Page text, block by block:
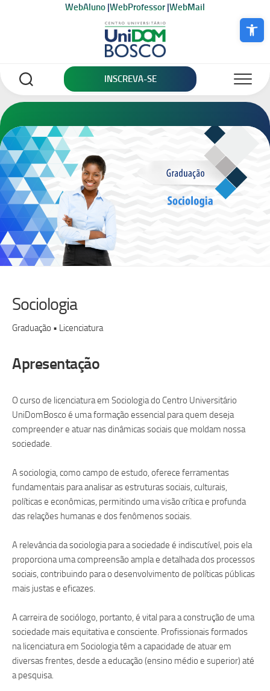
Abrir a
WebAluno |WebProfessor |WebMail
INSCREVA-SE
Sociologia
Graduação • Licenciatura
Apresentação
O curso de licenciatura em Sociologia do Centro Universitário
UniDomBosco é uma formação essencial para quem deseja
compreender e atuar nas dinâmicas sociais que moldam nossa
sociedade.
A sociologia, como campo de estudo, oferece ferramentas
fundamentais para analisar as estruturas sociais, culturais,
políticas e econômicas, permitindo uma visão crítica e profunda
das relações humanas e dos fenômenos sociais.
A relevância da sociologia para a sociedade é indiscutível, pois ela
proporciona uma compreensão ampla e detalhada dos processos
sociais, contribuindo para o desenvolvimento de políticas públicas
mais justas e eficazes.
A carreira de sociólogo, portanto, é vital para a construção de uma
sociedade mais equitativa e consciente. Profissionais formados
na licenciatura em Sociologia têm a capacidade de atuar em
diversas frentes, desde a educação (ensino médio e superior) até
a pesquisa.